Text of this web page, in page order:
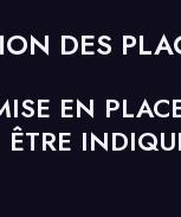
DES
EN